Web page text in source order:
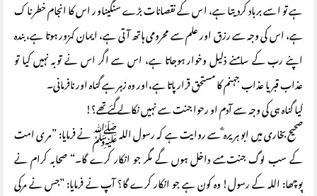
ہے تو اسے برباد کردیتا ہے، اس کے نقصانات بڑے سنگیناور اس کا انجام خطرنا ک
ہے، اس کی وجہ سے رزق اور علم سے محرومی ہاتھ آتی ہے، ایمان کمزور ہوتا ہے، بندہ
اپنے رب کے سامنے ذلیل وخوار ہوجاتا ہے، اس سے اگر اس نے توبہ نہیں کیا تو
عذاب قبر یا عذاب جہنم کا مستحق قرار پاتا ہے،اور وہ زہر ہے گناہ اور نافرمانی۔
کیا گناہ ہی کی وجہ سے آدم او رحوا جنت سے نہیں نکالے گئے تھے؟!
صحیح بخاری میں ابو ہریرہ ؓ سے روایت ہے کہ رسول اللہ ﷺ نے فرمایا: ”مر ی امت
کے سب لوگ جنت مںے داخل ہوں گے مگر جو انکار کرے گا۔“ صحابہ کرام نے
پوچھا: اللہ کے رسول! وہ کون ہے جو انکار کرے گا؟ آپ نے فرمایا: ”جس نے مرکی